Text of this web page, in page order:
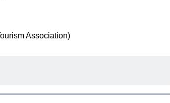
Association)